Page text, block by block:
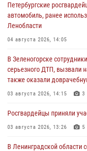
Петербургские
автомобиль, ранее
Ленобласти
04 августа 2026, 14:05
В Зеленогорске
серьезного ДТП, вызвали
также оказали
03 августа 2026, 14:15 3
Росгвардейцы приняли
03 августа 2026, 13:26 5
В Ленинградской области